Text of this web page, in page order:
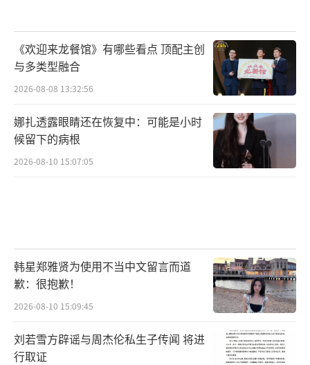
《欢迎来龙餐馆》有哪些看点 顶配主创
与多类型融合
2026-08-08 13:32:56
娜扎透露眼睛还在恢复中：可能是小时
候留下的病根
2026-08-10 15:07:05
韩星郑雅贤为使用不当中文留言而道
歉：很抱歉！
2026-08-10 15:09:45
刘若雪方辟谣与周杰伦私生子传闻 将进
行取证